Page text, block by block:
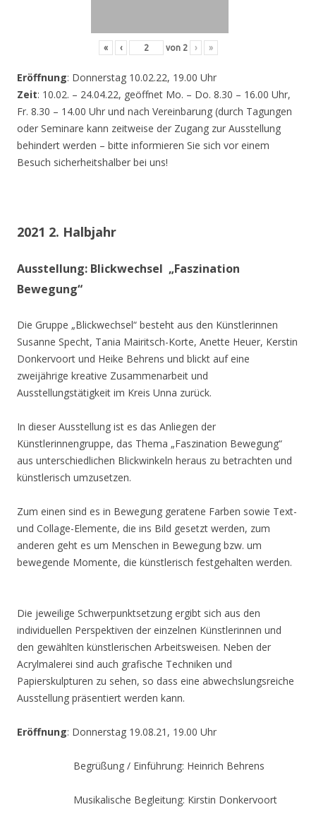
« ‹ von 2 › »
Eröffnung: Donnerstag 10.02.22, 19.00 Uhr
Zeit: 10.02. – 24.04.22, geöffnet Mo. – Do. 8.30 – 16.00 Uhr,
Fr. 8.30 – 14.00 Uhr und nach Vereinbarung (durch Tagungen
oder Seminare kann zeitweise der Zugang zur Ausstellung
behindert werden – bitte informieren Sie sich vor einem
Besuch sicherheitshalber bei uns!
2021 2. Halbjahr
Ausstellung: Blickwechsel „Faszination
Bewegung“
Die Gruppe „Blickwechsel“ besteht aus den Künstlerinnen
Susanne Specht, Tania Mairitsch-Korte, Anette Heuer, Kerstin
Donkervoort und Heike Behrens und blickt auf eine
zweijährige kreative Zusammenarbeit und
Ausstellungstätigkeit im Kreis Unna zurück.
In dieser Ausstellung ist es das Anliegen der
Künstlerinnengruppe, das Thema „Faszination Bewegung“
aus unterschiedlichen Blickwinkeln heraus zu betrachten und
künstlerisch umzusetzen.
Zum einen sind es in Bewegung geratene Farben sowie Text-
und Collage-Elemente, die ins Bild gesetzt werden, zum
anderen geht es um Menschen in Bewegung bzw. um
bewegende Momente, die künstlerisch festgehalten werden.
Die jeweilige Schwerpunktsetzung ergibt sich aus den
individuellen Perspektiven der einzelnen Künstlerinnen und
den gewählten künstlerischen Arbeitsweisen. Neben der
Acrylmalerei sind auch grafische Techniken und
Papierskulpturen zu sehen, so dass eine abwechslungsreiche
Ausstellung präsentiert werden kann.
Eröffnung: Donnerstag 19.08.21, 19.00 Uhr
Begrüßung / Einführung: Heinrich Behrens
Musikalische Begleitung: Kirstin Donkervoort